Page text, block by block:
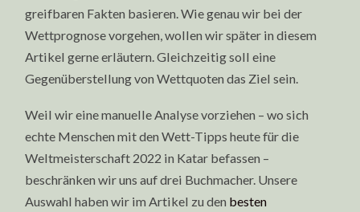
greifbaren Fakten basieren. Wie genau wir bei der
Wettprognose vorgehen, wollen wir später in diesem
Artikel gerne erläutern. Gleichzeitig soll eine
Gegenüberstellung von Wettquoten das Ziel sein.
Weil wir eine manuelle Analyse vorziehen – wo sich
echte Menschen mit den Wett-Tipps heute für die
Weltmeisterschaft 2022 in Katar befassen –
beschränken wir uns auf drei Buchmacher. Unsere
Auswahl haben wir im Artikel zu den besten